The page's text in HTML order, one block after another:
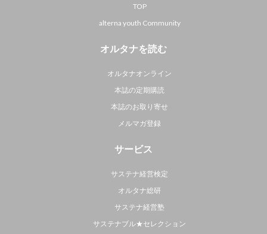
TOP
alterna youth Community
オルタナを読む
オルタナオンライン
本誌の定期購読
本誌のお取り寄せ
メルマガ登録
サービス
サステナ経営検定
オルタナ総研
サステナ経営塾
サステナブル★セレクション